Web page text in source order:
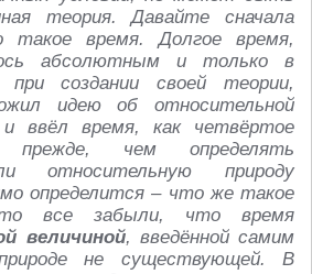
теория. Давайте сначала
такое время. Долгое время,
абсолютным и только в
при создании своей теории,
идею об относительной
и ввёл время, как четвёртое
прежде, чем определять
относительную природу
определится – что же такое
то все забыли, что время
величиной, введённой самим
не существующей. В